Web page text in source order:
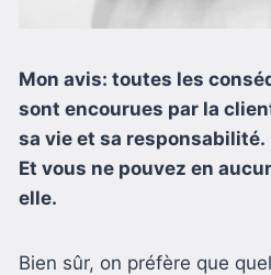
Mon avis: toutes les
sont encourues par la
sa vie et sa responsabilité.
Et vous ne pouvez en
elle.
Bien sûr, on préfère que